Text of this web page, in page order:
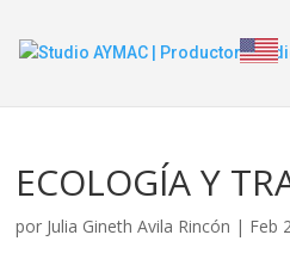
ECOLOGÍA Y
por Julia Gineth Avila Rincón | Feb